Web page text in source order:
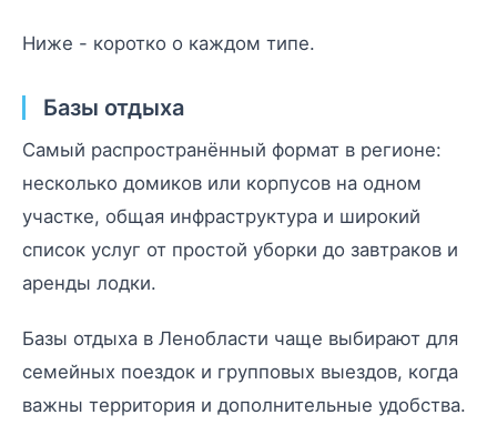
Ниже - коротко о каждом типе.
Базы отдыха
Самый распространённый формат в регионе:
несколько домиков или корпусов на одном
участке, общая инфраструктура и широкий
список услуг от простой уборки до завтраков и
аренды лодки.
Базы отдыха в Ленобласти чаще выбирают для
семейных поездок и групповых выездов, когда
важны территория и дополнительные удобства.